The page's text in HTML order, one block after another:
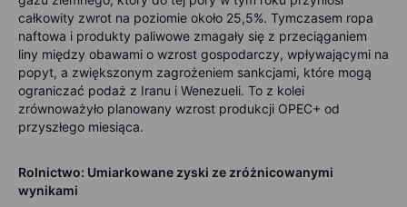
całkowity zwrot na poziomie około 25,5%. Tymczasem ropa
naftowa i produkty paliwowe zmagały się z przeciąganiem
liny między obawami o wzrost gospodarczy, wpływającymi na
popyt, a zwiększonym zagrożeniem sankcjami, które mogą
ograniczać podaż z Iranu i Wenezueli. To z kolei
zrównoważyło planowany wzrost produkcji OPEC+ od
przyszłego miesiąca.
Rolnictwo: Umiarkowane zyski ze zróżnicowanymi
wynikami